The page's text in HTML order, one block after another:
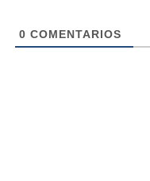
0 COMENTARIOS